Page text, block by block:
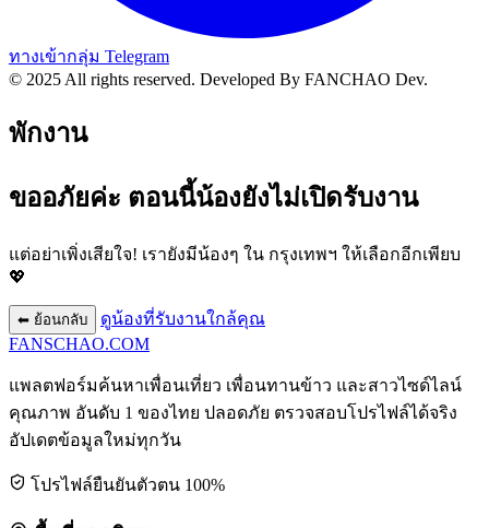
ทางเข้ากลุ่ม Telegram
© 2025 All rights reserved. Developed By FANCHAO Dev.
พักงาน
ขออภัยค่ะ ตอนนี้น้องยังไม่เปิดรับงาน
แต่อย่าเพิ่งเสียใจ! เรายังมีน้องๆ ใน กรุงเทพฯ ให้เลือกอีกเพียบ
💖
⬅ ย้อนกลับ
ดูน้องที่รับงานใกล้คุณ
FANSCHAO.COM
แพลตฟอร์มค้นหาเพื่อนเที่ยว เพื่อนทานข้าว และสาวไซด์ไลน์
คุณภาพ อันดับ 1 ของไทย ปลอดภัย ตรวจสอบโปรไฟล์ได้จริง
อัปเดตข้อมูลใหม่ทุกวัน
โปรไฟล์ยืนยันตัวตน 100%